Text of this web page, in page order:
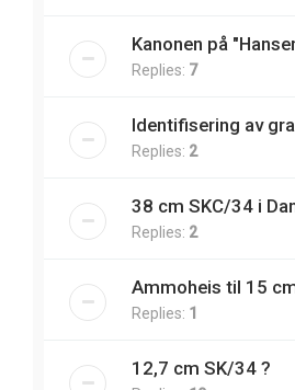
Kanonen på
Replies: 7
Identifisering av
Replies: 2
38 cm SKC/34 i
Replies: 2
Ammoheis til 15
Replies: 1
12,7 cm SK/34 ?